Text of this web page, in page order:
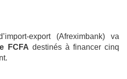
export (Afreximbank) va
FCFA destinés à financer cinq